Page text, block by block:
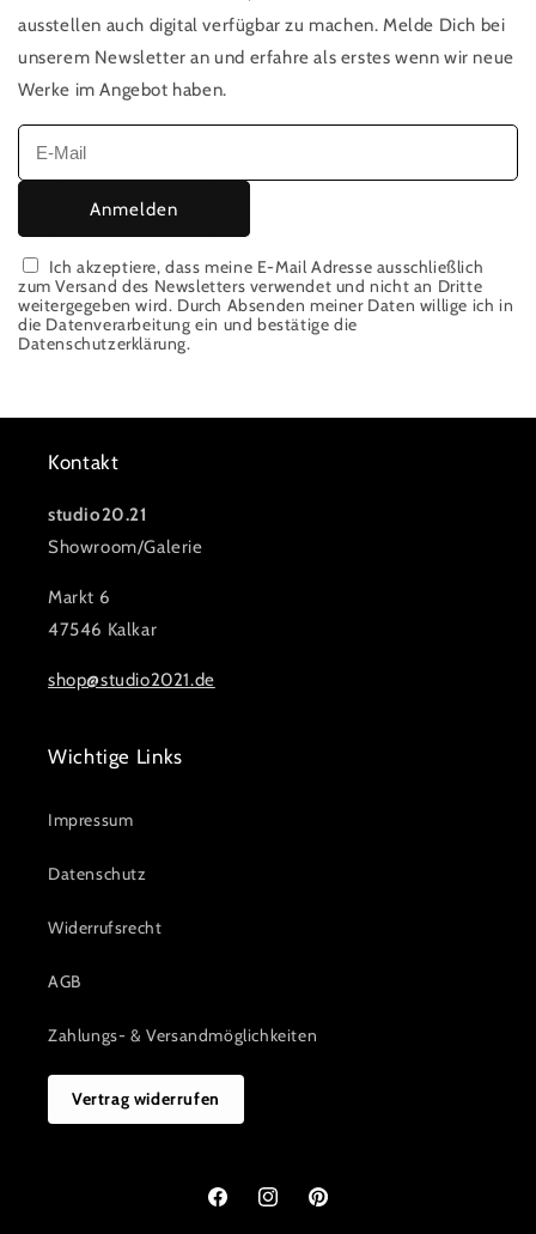
ausstellen auch digital verfügbar zu machen. Melde Dich bei
unserem Newsletter an und erfahre als erstes wenn wir neue
Werke im Angebot haben.
Anmelden
Ich akzeptiere, dass meine E-Mail Adresse ausschließlich
zum Versand des Newsletters verwendet und nicht an Dritte
weitergegeben wird. Durch Absenden meiner Daten willige ich in
die Datenverarbeitung ein und bestätige die
Datenschutzerklärung.
Kontakt
studio20.21
Showroom/Galerie
Markt 6
47546 Kalkar
shop@studio2021.de
Wichtige Links
Impressum
Datenschutz
Widerrufsrecht
AGB
Zahlungs- & Versandmöglichkeiten
Vertrag widerrufen
FacebookInstagramPinterest